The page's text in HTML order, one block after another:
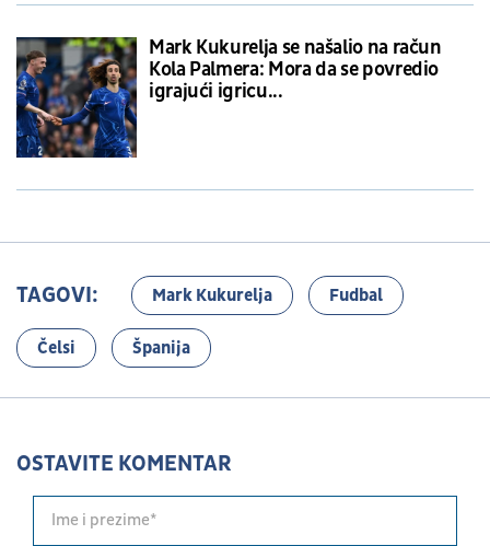
Mark Kukurelja se našalio na račun
Kola Palmera: Mora da se povredio
igrajući igricu...
TAGOVI: Mark Kukurelja Fudbal
Čelsi Španija
OSTAVITE KOMENTAR